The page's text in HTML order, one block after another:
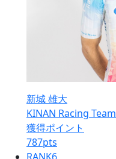
新城 雄大
KINAN Racing Team
獲得ポイント
787pts